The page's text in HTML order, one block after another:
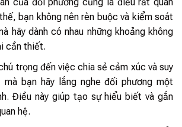
của đối phương cũng là điều rất quan
bạn không nên rèn buộc và kiểm soát
hãy dành có nhau những khoảng không
cần thiết.
trọng đến việc chia sẻ cảm xúc và suy
mà bạn hãy lắng nghe đối phương một
Điều này giúp tạo sự hiểu biết và gắn
hệ.